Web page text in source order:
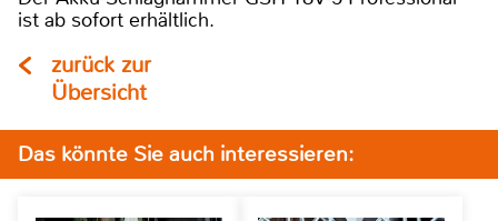
ist ab sofort erhältlich.
zurück zur
Übersicht
Das könnte Sie auch interessieren: